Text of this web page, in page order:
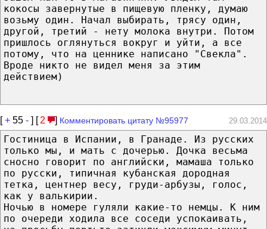
кокосы завернутые в пищевую пленку, думаю
возьму один. Начал выбирать, трясу один,
другой, третий - нету молока внутри. Потом
пришлось оглянуться вокруг и уйти, а все
потому, что на ценнике написано "Свекла".
Вроде никто не видел меня за этим
действием)
[+ 55 - ] [ 2 ] Комментировать цитату №95977 29.03.2014
Гостиница в Испании, в Гранаде. Из русских
только мы, и мать с дочерью. Дочка весьма
сносно говорит по английски, мамаша только
по русски, типичная кубанская дородная
тетка, центнер весу, груди-арбузы, голос,
как у валькирии.
Ночью в номере гуляли какие-то немцы. К ним
по очереди ходила все соседи успокаивать,